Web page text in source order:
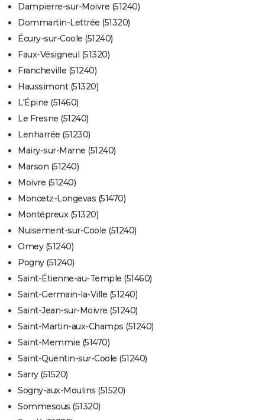
Dampierre-sur-Moivre (51240)
Dommartin-Lettrée (51320)
Écury-sur-Coole (51240)
Faux-Vésigneul (51320)
Francheville (51240)
Haussimont (51320)
L'Épine (51460)
Le Fresne (51240)
Lenharrée (51230)
Mairy-sur-Marne (51240)
Marson (51240)
Moivre (51240)
Moncetz-Longevas (51470)
Montépreux (51320)
Nuisement-sur-Coole (51240)
Omey (51240)
Pogny (51240)
Saint-Étienne-au-Temple (51460)
Saint-Germain-la-Ville (51240)
Saint-Jean-sur-Moivre (51240)
Saint-Martin-aux-Champs (51240)
Saint-Memmie (51470)
Saint-Quentin-sur-Coole (51240)
Sarry (51520)
Sogny-aux-Moulins (51520)
Sommesous (51320)